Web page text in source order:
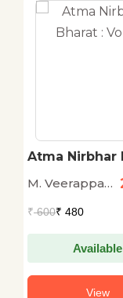
Atma Nirbhar
M. Veerappa
₹600₹ 480
Available
View